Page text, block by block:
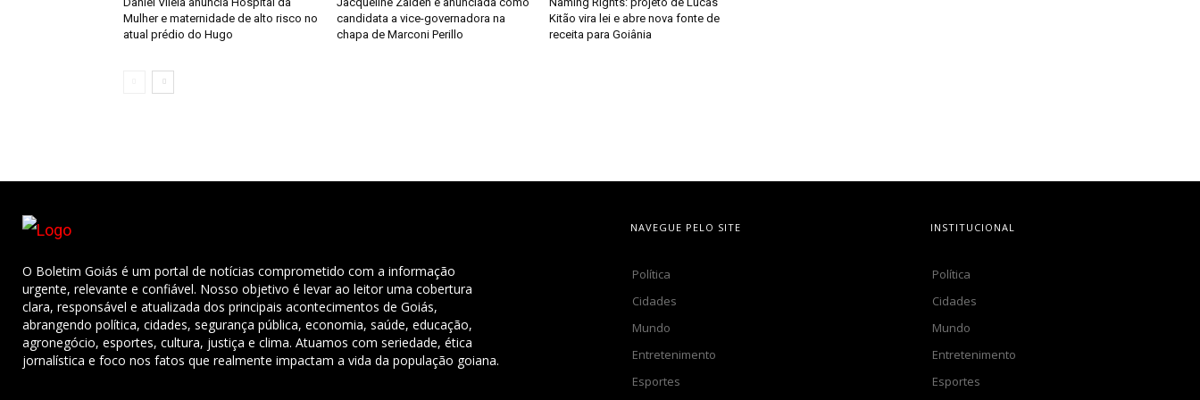
Mulher e maternidade de alto risco no
atual prédio do Hugo
candidata a vice-governadora na
chapa de Marconi Perillo
Kitão vira lei e abre nova fonte de
receita para Goiânia
O Boletim Goiás é um portal de notícias comprometido com a informação
urgente, relevante e confiável. Nosso objetivo é levar ao leitor uma cobertura
clara, responsável e atualizada dos principais acontecimentos de Goiás,
abrangendo política, cidades, segurança pública, economia, saúde, educação,
agronegócio, esportes, cultura, justiça e clima. Atuamos com seriedade, ética
jornalística e foco nos fatos que realmente impactam a vida da população goiana.
NAVEGUE PELO SITE
Política
Cidades
Mundo
Entretenimento
Esportes
INSTITUCIONAL
Política
Cidades
Mundo
Entretenimento
Esportes